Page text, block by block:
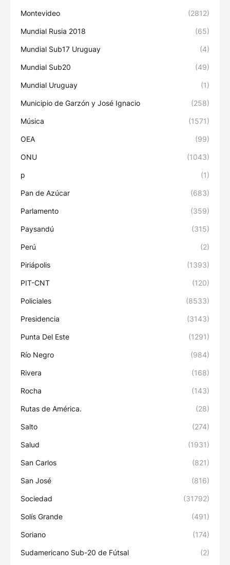
Montevideo (2812)
Mundial Rusia 2018 (65)
Mundial Sub17 Uruguay (4)
Mundial Sub20 (49)
Mundial Uruguay (1)
Municipio de Garzón y José Ignacio (258)
Música (1571)
OEA (99)
ONU (1043)
p (1)
Pan de Azúcar (683)
Parlamento (359)
Paysandú (315)
Perú (2)
Piriápolis (1393)
PIT-CNT (120)
Policiales (8533)
Presidencia (3143)
Punta Del Este (1291)
Río Negro (984)
Rivera (168)
Rocha (143)
Rutas de América. (28)
Salto (274)
Salud (1931)
San Carlos (821)
San José (816)
Sociedad (31792)
Solís Grande (491)
Soriano (174)
Sudamericano Sub-20 de Fútsal (2)